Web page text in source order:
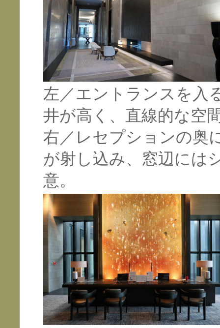
左／エントランスを入
井が高く、直線的な空
右／レセプションの奥
が射し込み、窓辺には
意。